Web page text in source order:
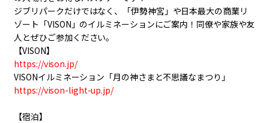
ジブリパークだけではなく、「伊勢神宮」や日本最大の商業リ
ゾート「VISON」のイルミネーションにご案内！同僚や家族や友
人とぜひご参加ください。
【VISON】
https://vison.jp/
VISONイルミネーション「月の神さまと不思議なまつり」
https://vison-light-up.jp/
【宿泊】